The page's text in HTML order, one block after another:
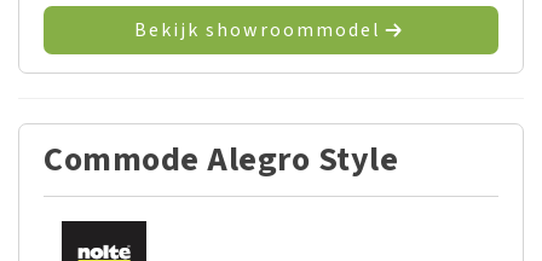
Bekijk showroommodel
Commode Alegro Style